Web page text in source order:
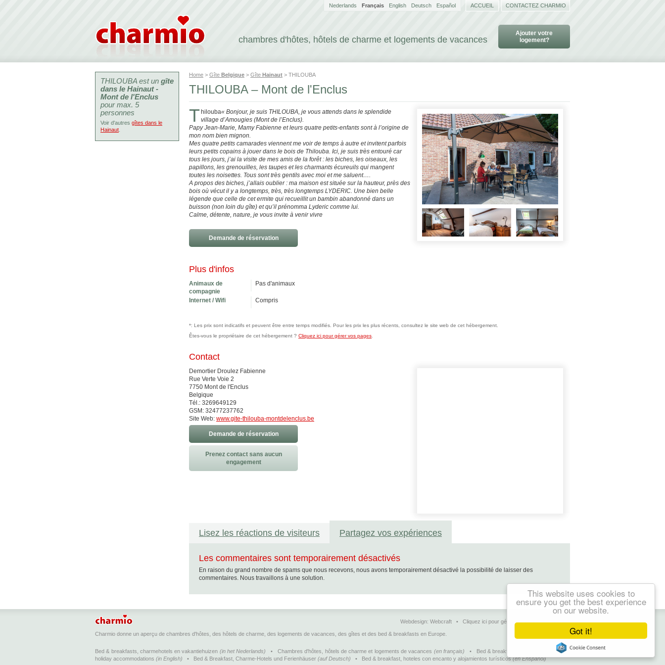
Got it!
This website uses cookies to
ensure you get the best experience
on our website.
Cookie Consent plugin for the EU cookie law
chambres d'hôtes, hôtels de charme et logements de vacances
Ajouter votre
logement?
Nederlands Français English Deutsch Español ACCUEIL CONTACTEZ CHARMIO
Home > Gîte Belgique > Gîte Hainaut > THILOUBA
THILOUBA – Mont de l'Enclus
T hilouba« Bonjour, je suis THILOUBA, je vous attends dans le splendide
village d’Amougies (Mont de l’Enclus).
Papy Jean-Marie, Mamy Fabienne et leurs quatre petits-enfants sont à l’origine de
mon nom bien mignon.
Mes quatre petits camarades viennent me voir de temps à autre et invitent parfois
leurs petits copains à jouer dans le bois de Thilouba. Ici, je suis très entouré car
tous les jours, j’ai la visite de mes amis de la forêt : les biches, les oiseaux, les
papillons, les grenouilles, les taupes et les charmants écureuils qui mangent
toutes les noisettes. Tous sont très gentils avec moi et me saluent….
A propos des biches, j’allais oublier : ma maison est située sur la hauteur, près des
bois où vécut il y a longtemps, très, très longtemps LYDERIC. Une bien belle
légende que celle de cet ermite qui recueillit un bambin abandonné dans un
buisson (non loin du gîte) et qu’il prénomma Lyderic comme lui.
Calme, détente, nature, je vous invite à venir vivre
Demande de réservation
Plus d'infos
Animaux de
compagnie
Pas d'animaux
Internet / Wifi Compris
*: Les prix sont indicatifs et peuvent être entre temps modifiés. Pour les prix les plus récents, consultez le site web de cet hébergement.
Êtes-vous le propriétaire de cet hébergement ? Cliquez ici pour gérer vos pages
Contact
Demortier Droulez Fabienne
Rue Verte Voie 2
7750 Mont de l'Enclus
Belgique
Tél.: 3269649129
GSM: 32477237762
Site Web: www.gite-thilouba-montdelenclus.be
Demande de réservation
Prenez contact sans aucun
engagement
Lisez les réactions de visiteurs Partagez vos expériences
Les commentaires sont temporairement désactivés
En raison du grand nombre de spams que nous recevons, nous avons temporairement désactivé la possibilité de laisser des
commentaires. Nous travaillons à une solution.
THILOUBA est un gîte
dans le Hainaut -
Mont de l'Enclus
pour max. 5
personnes
Voir d'autres gîtes dans le
Hainaut
Webdesign: Webcraft • Cliquez ici pour gérer vos pages•Contact
Charmio donne un aperçu de chambres d'hôtes, des hôtels de charme, des logements de vacances, des gîtes et des bed & breakfasts en Europe.
Bed & breakfasts, charmehotels en vakantiehuizen (in het Nederlands) •Chambres d'hôtes, hôtels de charme et logements de vacances (en français) •
Bed & breakfasts, charming hotels and
holiday accommodations (in English) • Bed & Breakfast, Charme-Hotels und Ferienhäuser (auf Deutsch) • Bed & breakfast, hoteles con encanto y alojamientos turísticos (en Enspañol)